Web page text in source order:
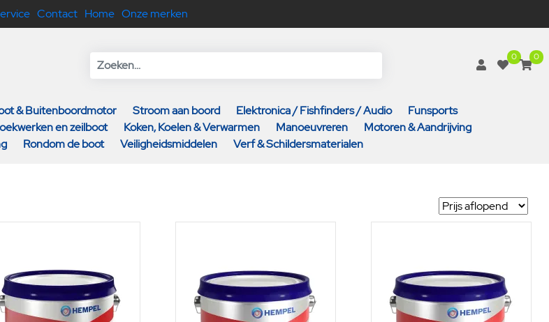
Contact Home Onze merken
0 0
& Buitenboordmotor Stroom aan boord Elektronica / Fishfinders / Audio
Funsports
en zeilboot Koken, Koelen & Verwarmen Manoeuvreren
Motoren & Aandrijving
Rondom de boot Veiligheidsmiddelen Verf & Schildersmaterialen